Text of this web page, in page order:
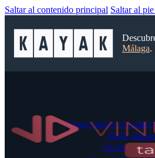
Saltar al contenido principal Saltar al
Málaga.
Paseo Marítimo Ciudad
29016,
+34 697 42 52